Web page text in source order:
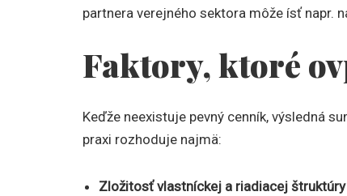
partnera verejného sektora môže ísť napr.
Faktory, ktoré
Keďže neexistuje pevný cenník, výsledná
praxi rozhoduje najmä:
Zložitosť vlastníckej a riadiacej